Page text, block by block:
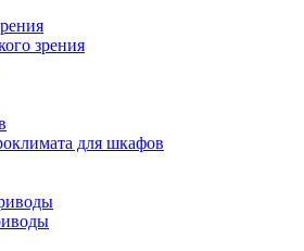
зрения
для шкафов